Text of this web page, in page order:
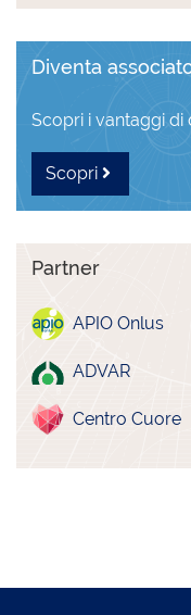
Diventa
Scopri i vantaggi di
Scopri
Partner
APIO Onlus
ADVAR
Centro Cuore